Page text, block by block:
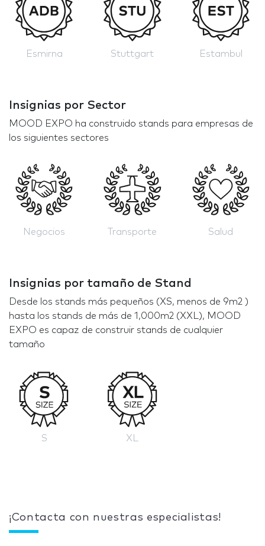
Esmirna Stuttgart Estambul
Insignias por Sector
MOOD EXPO ha construido stands para empresas de
los siguientes sectores
Negocios Transporte Salud
Insignias por tamaño de Stand
Desde los stands más pequeños (XS, menos de 9m2 )
hasta los stands de más de 1,000m2 (XXL), MOOD
EXPO es capaz de construir stands de cualquier
tamaño
S XL
¡Contacta con nuestras especialistas!